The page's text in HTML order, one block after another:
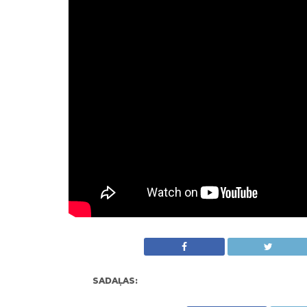
SADAĻAS: